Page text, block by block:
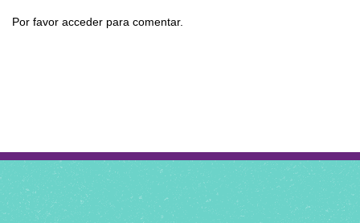
Por favor acceder para comentar.